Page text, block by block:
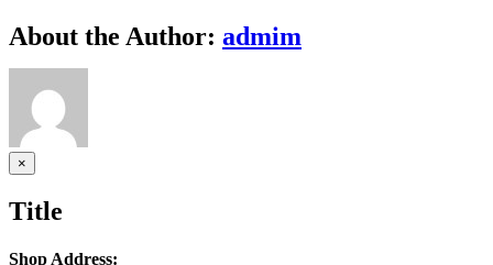
Twin
Facebook
Twitter
Reddit
LinkedIn
WhatsApp
Telegram
Tumblr
Pinterest
Vk
Xing
Email
About the Author: admim
Close
product
view
×
Title
Shop Address: